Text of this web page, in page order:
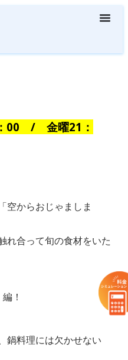
00 / 金曜21：
空からおじゃましま
れ合って旬の食材をいた
！
鍋料理には欠かせない